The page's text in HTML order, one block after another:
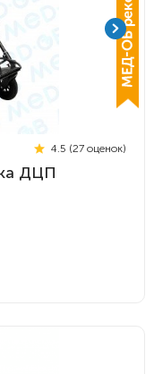
4.5 (27 оценок)
ДЦП